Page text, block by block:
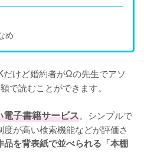
め
けど婚約者がΩの先生でアソ
で読むことができます。
電子書籍サービス。シンプルで
が高い検索機能などが評価さ
品を背表紙で並べられる「本棚